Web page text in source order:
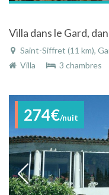
Saint-Siffret (11 km),
Villa
3 chambres
274€/nuit